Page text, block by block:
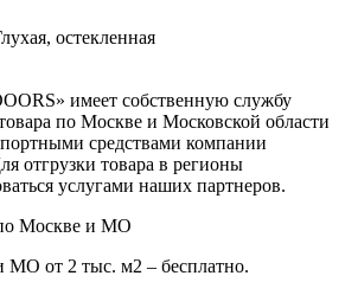
остекленная
имеет собственную службу
по Москве и Московской области
средствами компании
отгрузки товара в регионы
услугами наших партнеров.
Москве и МО
МО от 2 тыс. м2 – бесплатно.